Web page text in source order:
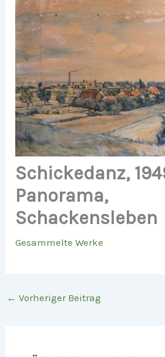
Schickedanz,
Panorama,
Schackensleben
Gesammelte Werke
← Vorheriger Beitrag